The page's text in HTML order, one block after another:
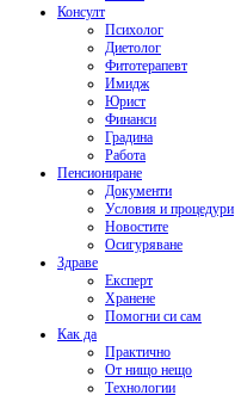
Консулт
Психолог
Диетолог
Фитотерапевт
Имидж
Юрист
Финанси
Градина
Работа
Пенсиониране
Документи
Условия и процедури
Новостите
Осигуряване
Здраве
Експерт
Хранене
Помогни си сам
Как да
Практично
От нищо нещо
Технологии